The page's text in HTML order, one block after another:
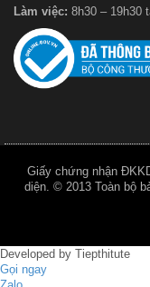
Làm việc: 8h30 – 19h30
Giấy chứng nhận
diện. © 2013 Toàn bộ
Developed by Tiepthitute
Gọi ngay